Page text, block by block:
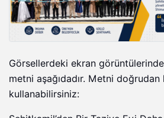
Görsellerdeki ekran
metni aşağıdadır. Metni doğrudan
kullanabilirsiniz: